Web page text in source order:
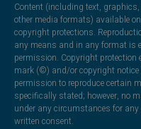
Content (including text,
other media formats) available
copyright protections.
any means and in any format is
permission. Copyright
mark (©) and/or copyright notice
permission to reproduce certain
specifically stated; however, no
under any circumstances for
written consent.